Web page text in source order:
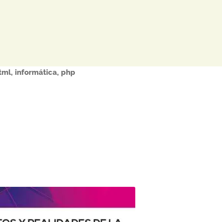
, informática, php